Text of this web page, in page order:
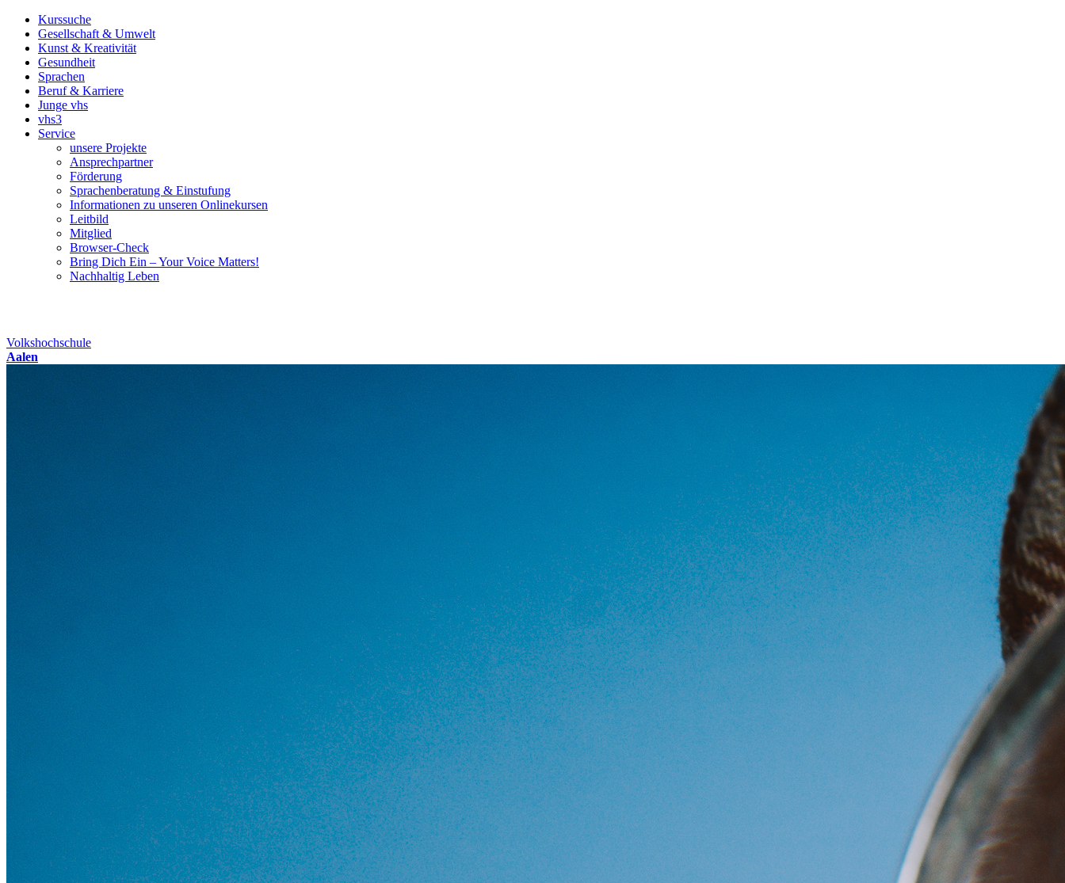
Kurssuche
Gesellschaft & Umwelt
Kunst & Kreativität
Gesundheit
Sprachen
Beruf & Karriere
Junge vhs
vhs3
Service
unsere Projekte
Ansprechpartner
Förderung
Sprachenberatung & Einstufung
Informationen zu unseren Onlinekursen
Leitbild
Mitglied
Browser-Check
Bring Dich Ein – Your Voice Matters!
Nachhaltig Leben
Volkshochschule
Aalen